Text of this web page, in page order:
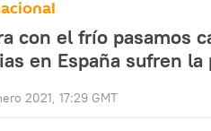
con el frío pasamos
en España sufren
2021, 17:29 GMT